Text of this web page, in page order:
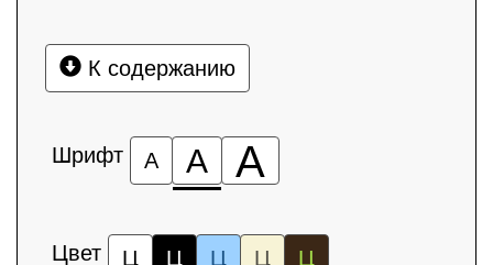
К содержанию
Шрифт А А А
Цвет Ц Ц Ц Ц Ц